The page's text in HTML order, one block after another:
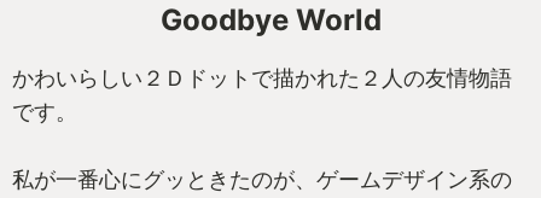
Goodbye World
かわいらしい２Ｄドットで描かれた２人の友情物語
です。
私が一番心にグッときたのが、ゲームデザイン系の